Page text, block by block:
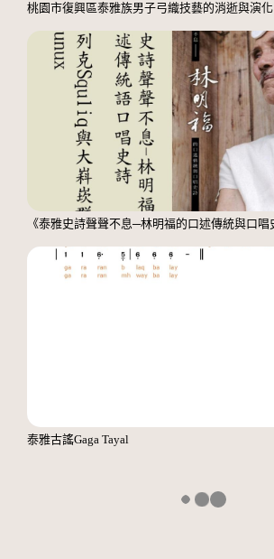
桃園市復興區泰雅族男子弓織技藝的消逝與演化
泰雅古謠Gaga Tayal